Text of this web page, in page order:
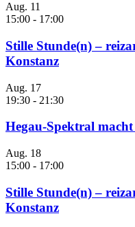
Aug. 11
15:00 - 17:00
Stille Stunde(n) –
Konstanz
Aug. 17
19:30 - 21:30
Hegau-Spektral macht
Aug. 18
15:00 - 17:00
Stille Stunde(n) –
Konstanz